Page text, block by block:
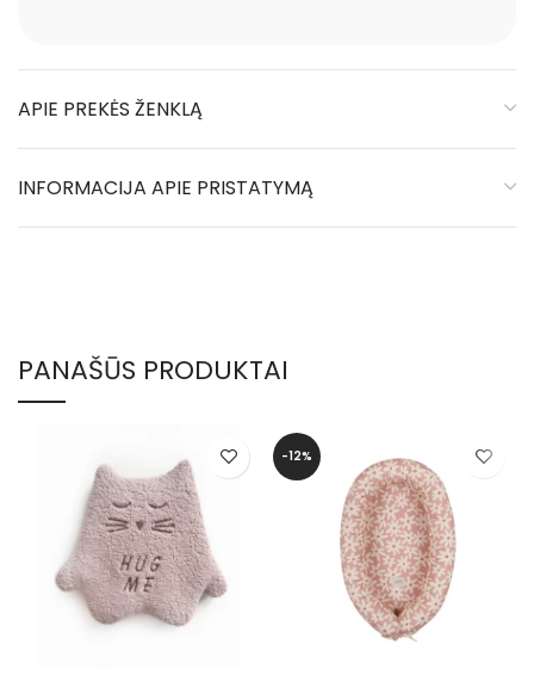
APIE PREKĖS ŽENKLĄ
INFORMACIJA APIE PRISTATYMĄ
PANAŠŪS PRODUKTAI
-12%